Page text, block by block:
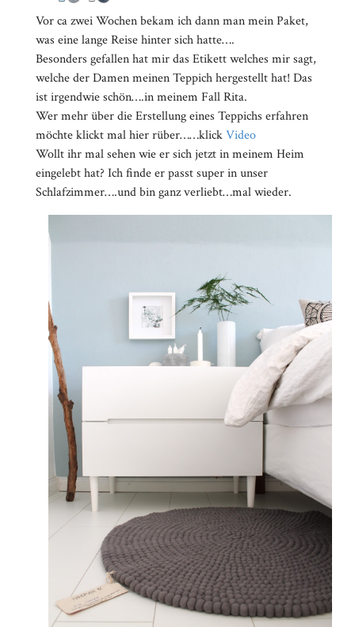
Vor ca zwei Wochen bekam ich dann man mein Paket,
was eine lange Reise hinter sich hatte….
Besonders gefallen hat mir das Etikett welches mir sagt,
welche der Damen meinen Teppich hergestellt hat! Das
ist irgendwie schön….in meinem Fall Rita.
Wer mehr über die Erstellung eines Teppichs erfahren
möchte klickt mal hier rüber……klickVideo
Wollt ihr mal sehen wie er sich jetzt in meinem Heim
eingelebt hat? Ich finde er passt super in unser
Schlafzimmer….und bin ganz verliebt…mal wieder.